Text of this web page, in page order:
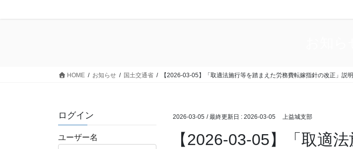
HOME お知らせ 国土交通省 【2026-03-05】「取適法施行等を踏まえた労務費転嫁指針の改正」説
2026-03-05 / 最終更新日 : 2026-03-05 上益城支部
【2026-03-05】「取適
ログイン
ユーザー名